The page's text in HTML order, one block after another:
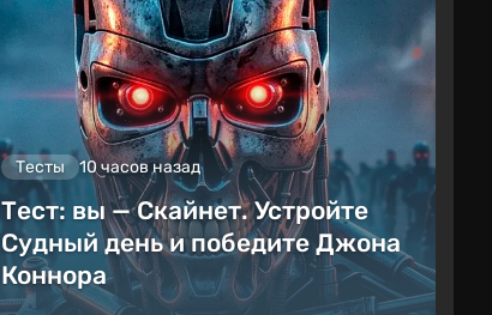
Тесты 10 часов назад
Тест: вы — Скайнет. Устройте
Судный день и победите Джона
Коннора